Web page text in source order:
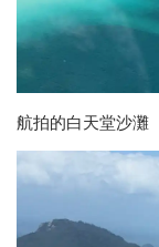
航拍的白天堂沙灘